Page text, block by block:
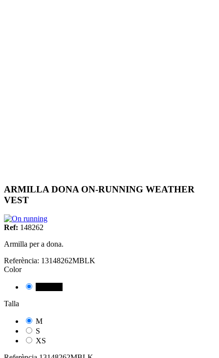
ARMILLA DONA ON-RUNNING WEATHER
VEST
Ref: 148262
Armilla per a dona.
Referència: 13148262MBLK
Color
Talla
M
S
XS